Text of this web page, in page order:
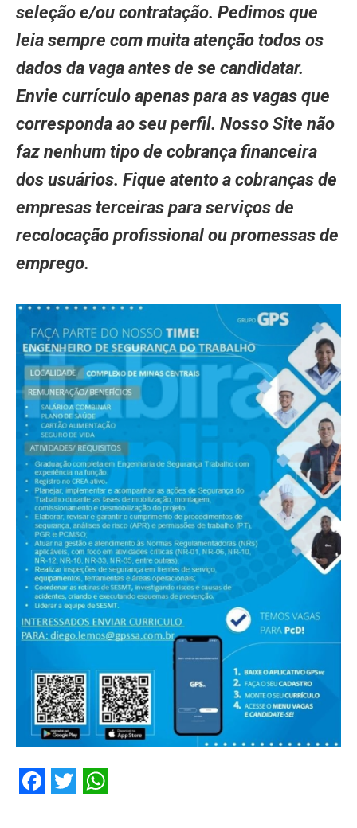
seleção e/ou contratação. Pedimos que
leia sempre com muita atenção todos os
dados da vaga antes de se candidatar.
Envie currículo apenas para as vagas que
corresponda ao seu perfil. Nosso Site não
faz nenhum tipo de cobrança financeira
dos usuários. Fique atento a cobranças de
empresas terceiras para serviços de
recolocação profissional ou promessas de
emprego.